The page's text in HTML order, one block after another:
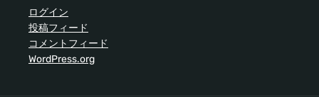
ログイン
投稿フィード
コメントフィード
WordPress.org